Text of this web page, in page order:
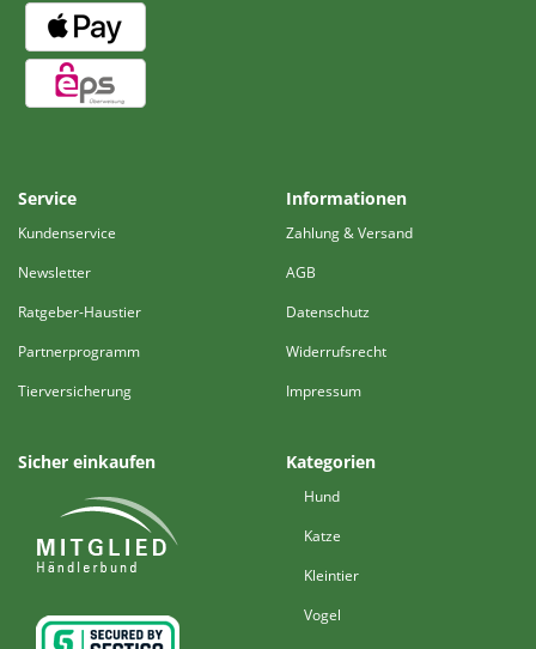
Service
Kundenservice
Newsletter
Ratgeber-Haustier
Partnerprogramm
Tierversicherung
Informationen
Zahlung & Versand
AGB
Datenschutz
Widerrufsrecht
Impressum
Sicher einkaufen Kategorien
Hund
Katze
Kleintier
Vogel